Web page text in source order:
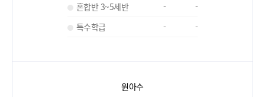
혼합반 3~5세반
-
-
특수학급
- -
원아수